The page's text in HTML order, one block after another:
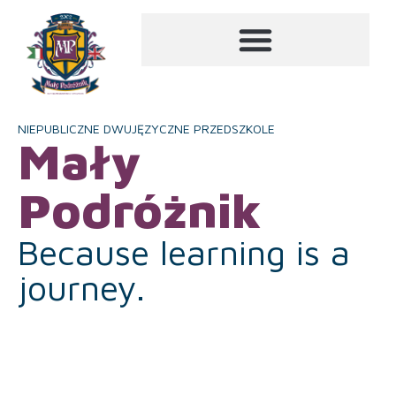
NIEPUBLICZNE DWUJĘZYCZNE PRZEDSZKOLE
Mały
Podróżnik
Because learning is a
journey.